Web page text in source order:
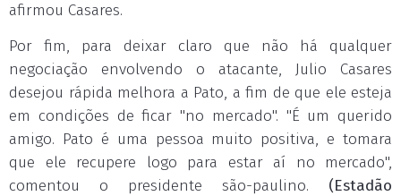
afirmou Casares.
Por fim, para deixar claro que não há qualquer
negociação envolvendo o atacante, Julio Casares
desejou rápida melhora a Pato, a fim de que ele esteja
em condições de ficar "no mercado". "É um querido
amigo. Pato é uma pessoa muito positiva, e tomara
que ele recupere logo para estar aí no mercado",
comentou o presidente são-paulino. (Estadão